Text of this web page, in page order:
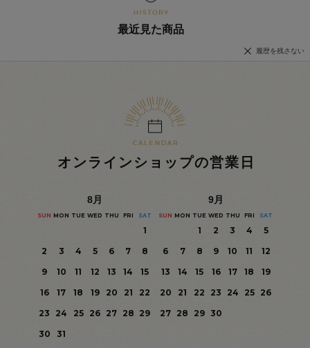
最近見た商品
履歴を残さない
オンラインショップの営業日
8月
SUN MON TUE WED THU FRI SAT
1
2
3 4 5 6 7
8
9
10 11 12 13 14
15
16
17 18 19 20 21
22
23
24 25 26 27 28 29
30
31
9月
SUN MON TUE WED THU FRI SAT
1 2 3 4
5
6
7 8 9 10 11
12
13
14 15 16 17 18
19
20
21 22 23 24 25
26
27 28 29 30